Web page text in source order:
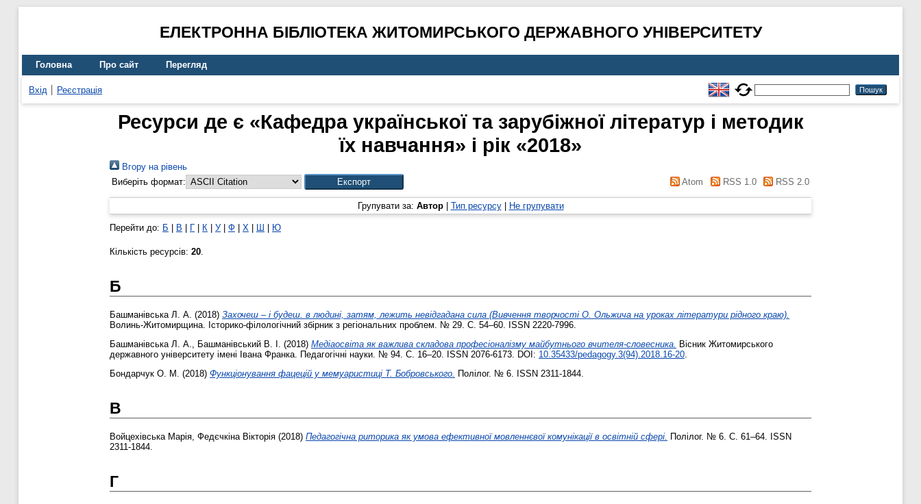
ЕЛЕКТРОННА БІБЛІОТЕКА ЖИТОМИРСЬКОГО ДЕРЖАВНОГО УНІВЕРСИТЕТУ
Головна Про сайт Перегляд
Вхід Реєстрація
Ресурси де є «Кафедра української та зарубіжної літератур і методик
їх навчання» і рік «2018»
Вгору на рівень
Виберіть формат:
Atom RSS 1.0 RSS 2.0
Групувати за: Автор| Тип ресурсу| Не групувати
Перейти до: Б В Г К У| Ф Х Ш Ю
Кількість ресурсів: 20.
Б
Башманівська Л. А. (2018) Захочеш – і будеш. в людині, затям, лежить невідгадана сила (Вивчення творчості О. Ольжича на уроках літератури рідного краю).
Волинь-Житомирщина. Історико-філологічний збірник з регіональних проблем. № 29. С. 54–60. ISSN 2220-7996.
Башманівська Л. А., Башманівський В. І. (2018) Медіаосвіта як важлива складова професіоналізму майбутнього вчителя-словесника. Вісник Житомирського
державного університету імені Івана Франка. Педагогічні науки. № 94. С. 16–20. ISSN 2076-6173. DOI: 10.35433/pedagogy.3(94).2018.16-20.
Бондарчук О. М.
(2018) Функціонування фацецій у мемуаристиці Т. Бобровського. Полілог. № 6. ISSN 2311-1844.
В
Войцехівська Марія, Федєчкіна Вікторія (2018) Педагогічна риторика як умова ефективної мовленнєвої комунікації в освітній сфері. Полілог. № 6. С. 61–64. ISSN
2311-1844.
Г